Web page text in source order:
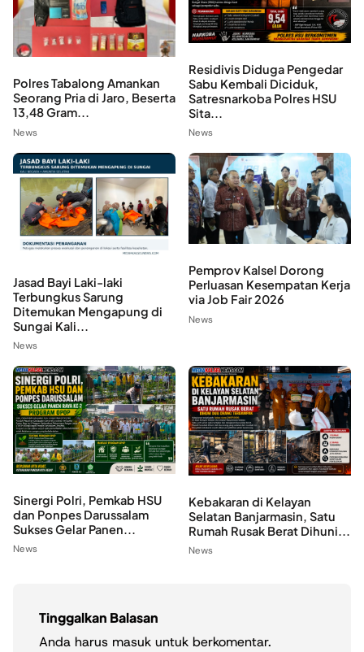
Polres Tabalong Amankan
Seorang Pria di Jaro, Beserta
13,48 Gram...
News
Residivis Diduga Pengedar
Sabu Kembali Diciduk,
Satresnarkoba Polres HSU
Sita...
News
Jasad Bayi Laki-laki
Terbungkus Sarung
Ditemukan Mengapung di
Sungai Kali...
News
Pemprov Kalsel Dorong
Perluasan Kesempatan Kerja
via Job Fair 2026
News
Sinergi Polri, Pemkab HSU
dan Ponpes Darussalam
Sukses Gelar Panen...
News
Kebakaran di Kelayan
Selatan Banjarmasin, Satu
Rumah Rusak Berat Dihuni...
News
Tinggalkan Balasan
Anda harus masuk untuk berkomentar.